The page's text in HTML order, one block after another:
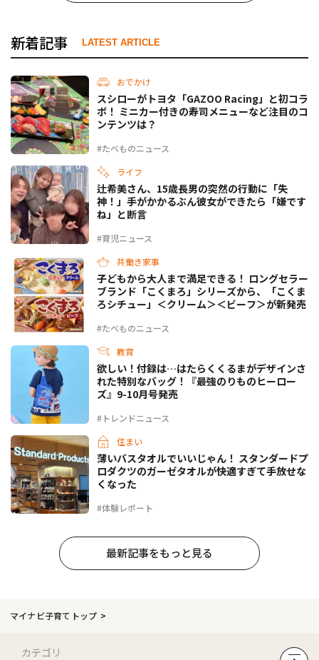
新着記事 LATEST ARTICLE
おでかけ
#たべものニュース
スシローがトヨタ「GAZOO Racing」と初コラ
ボ！ ミニカー付きの寿司メニューなど注目のコ
ンテンツは？
ライフ
#育児ニュース
辻希美さん、15歳長男の突然の行動に「失
神！」手がかかるぶん彼女ができたら「嫌です
ね」と断言
共働き家事
#たべものニュース
子どもから大人まで満足できる！ ロングセラー
ブランド「こくまろ」シリーズから、「こくま
ろシチュー」＜クリーム＞＜ビーフ＞が新発売
教育
#トレンドニュース
欲しい！付録は…はたらくくるまがデザインさ
れた特別なバッグ！『最強のりものヒーロー
ズ』9-10月号発売
住まい
#体験レポート
薄いバスタオルでいいじゃん！ スタンダードプ
ロダクツのガーゼタオルが快適すぎて手放せな
くなった
最新記事をもっと見る
マイナビ子育てトップ
カテゴリ